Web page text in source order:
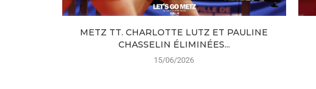
METZ TT. CHARLOTTE LUTZ ET PAULINE
CHASSELIN ÉLIMINÉES...
15/06/2026